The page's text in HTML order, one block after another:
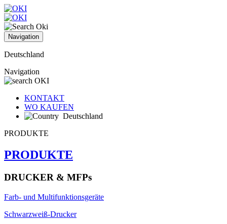
Navigation
Deutschland
Navigation
KONTAKT
WO KAUFEN
Deutschland
PRODUKTE
PRODUKTE
DRUCKER & MFPs
Farb- und Multifunktionsgeräte
Schwarzweiß-Drucker